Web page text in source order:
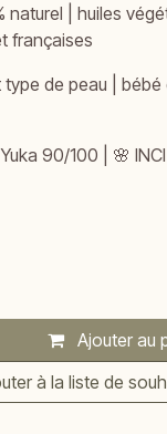
naturel | huiles
françaises
type de peau | bébé
Yuka 90/100 | 🌸
Ajouter au
à la liste de